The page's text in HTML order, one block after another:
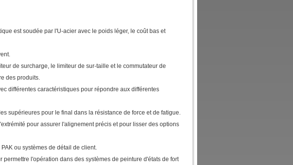
est soudée par l'U-acier avec le poids léger, le coût bas et
de surcharge, le limiteur de sur-taille et le commutateur de
des produits.
différentes caractéristiques pour répondre aux différentes
supérieures pour le final dans la résistance de force et de fatigue.
pour assurer l'alignement précis et pour lisser des options
ou systèmes de détail de client.
l'opération dans des systèmes de peinture d'états de fort